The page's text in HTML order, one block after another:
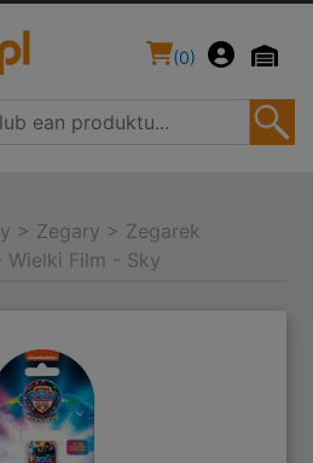
(0)
> Zegary > Zegarek
Film - Sky